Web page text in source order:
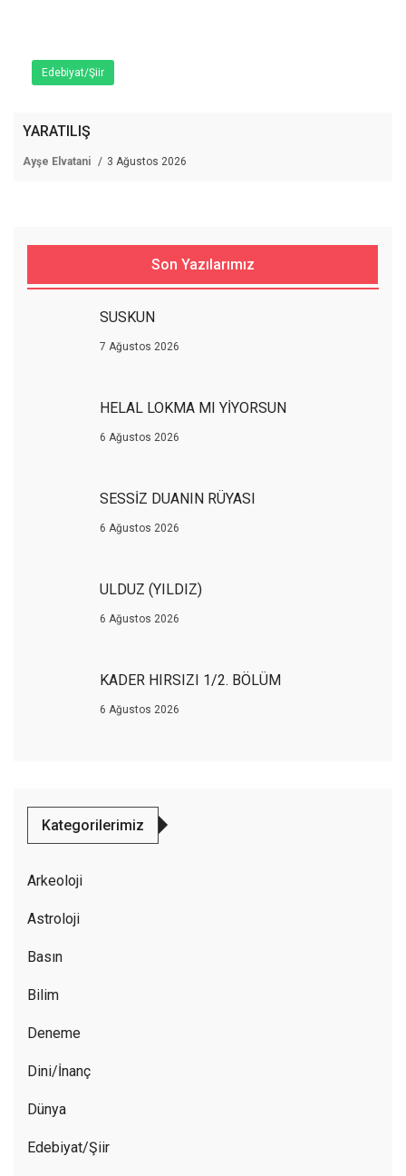
Edebiyat/Şiir
YARATILIŞ
Ayşe Elvatani 3 Ağustos 2026
Son Yazılarımız
SUSKUN
7 Ağustos 2026
HELAL LOKMA MI YİYORSUN
6 Ağustos 2026
SESSİZ DUANIN RÜYASI
6 Ağustos 2026
ULDUZ (YILDIZ)
6 Ağustos 2026
KADER HIRSIZI 1/2. BÖLÜM
6 Ağustos 2026
Kategorilerimiz
Arkeoloji
Astroloji
Basın
Bilim
Deneme
Dini/İnanç
Dünya
Edebiyat/Şiir